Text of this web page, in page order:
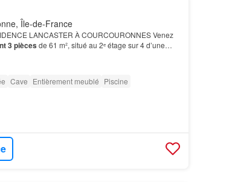
Île-de-France
LANCASTER À COURCOURONNES Venez
3 pièces de 61 m², situé au 2ᵉ étage sur 4 d’une
cet
Cave Entièrement meublé Piscine